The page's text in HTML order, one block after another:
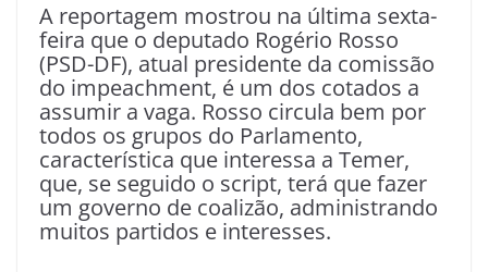
A reportagem mostrou na última sexta-
feira que o deputado Rogério Rosso
(PSD-DF), atual presidente da comissão
do impeachment, é um dos cotados a
assumir a vaga. Rosso circula bem por
todos os grupos do Parlamento,
característica que interessa a Temer,
que, se seguido o script, terá que fazer
um governo de coalizão, administrando
muitos partidos e interesses.